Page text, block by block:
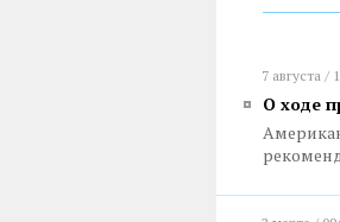
7 августа /
О ходе